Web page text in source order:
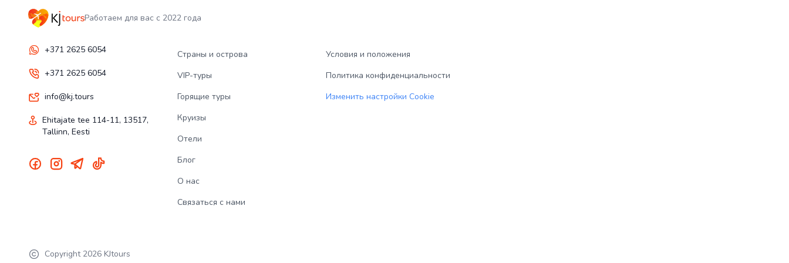
Работаем для вас с 2022 года
+371 2625 6054
+371 2625 6054
info@kj.tours
Ehitajate tee 114-11, 13517,
Tallinn, Eesti
Страны и острова
VIP-туры
Горящие туры
Круизы
Отели
Блог
О нас
Связаться с нами
Условия и положения
Политика конфиденциальности
Изменить настройки Cookie
Copyright 2026 KJtours